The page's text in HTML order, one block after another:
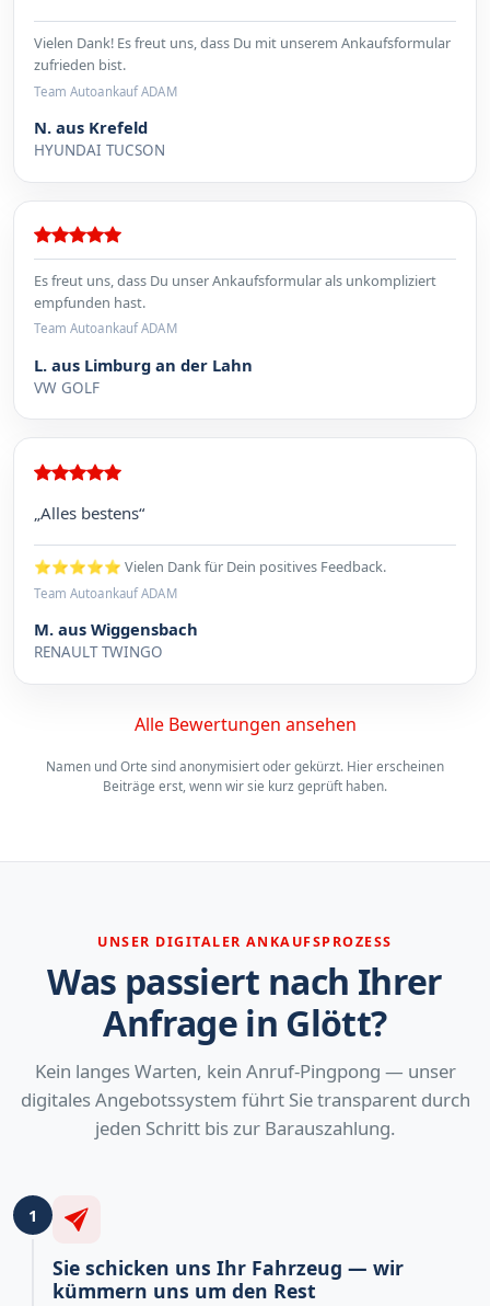
Vielen Dank! Es freut uns, dass Du mit unserem Ankaufsformular
zufrieden bist.
Team Autoankauf ADAM
N. aus Krefeld
HYUNDAI TUCSON
Es freut uns, dass Du unser Ankaufsformular als unkompliziert
empfunden hast.
Team Autoankauf ADAM
L. aus Limburg an der Lahn
VW GOLF
„Alles bestens“
⭐⭐⭐⭐⭐ Vielen Dank für Dein positives Feedback.
Team Autoankauf ADAM
M. aus Wiggensbach
RENAULT TWINGO
Alle Bewertungen ansehen
Namen und Orte sind anonymisiert oder gekürzt. Hier erscheinen
Beiträge erst, wenn wir sie kurz geprüft haben.
UNSER DIGITALER ANKAUFSPROZESS
Was passiert nach Ihrer
Anfrage in Glött?
Kein langes Warten, kein Anruf-Pingpong — unser
digitales Angebotssystem führt Sie transparent durch
jeden Schritt bis zur Barauszahlung.
1
Sie schicken uns Ihr Fahrzeug — wir
kümmern uns um den Rest